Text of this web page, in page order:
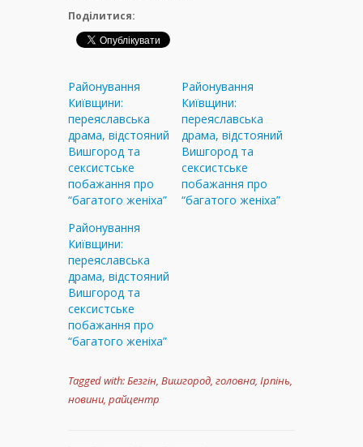
Поділитися:
Районування
Київщини:
переяславська
драма, відстояний
Вишгород та
сексистське
побажання про
“багатого женіха”
Районування
Київщини:
переяславська
драма, відстояний
Вишгород та
сексистське
побажання про
“багатого женіха”
Районування
Київщини:
переяславська
драма, відстояний
Вишгород та
сексистське
побажання про
“багатого женіха”
Tagged with:Безгін, Вишгород, головна, Ірпінь,
новини, райцентр